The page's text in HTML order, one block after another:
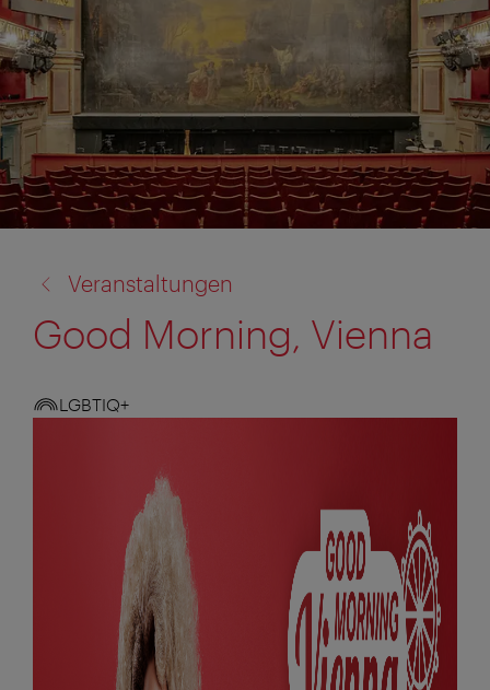
zu:
Veranstaltungen
Good Morning, Vienna
LGBTIQ+